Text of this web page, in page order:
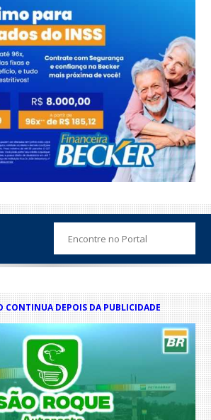
CONTINUA DEPOIS DA PUBLICIDADE